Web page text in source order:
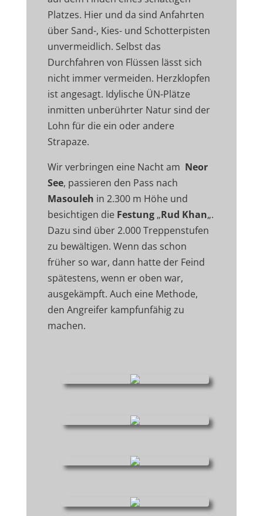
Platzes. Hier und da sind Anfahrten
über Sand-, Kies- und Schotterpisten
unvermeidlich. Selbst das
Durchfahren von Flüssen lässt sich
nicht immer vermeiden. Herzklopfen
ist angesagt. Idylische ÜN-Plätze
inmitten unberührter Natur sind der
Lohn für die ein oder andere
Strapaze.
Wir verbringen eine Nacht am Neor
See, passieren den Pass nach
Masouleh in 2.300 m Höhe und
besichtigen die Festung„Rud Khan„.
Dazu sind über 2.000 Treppenstufen
zu bewältigen. Wenn das schon
früher so war, dann hatte der Feind
spätestens, wenn er oben war,
ausgekämpft. Auch eine Methode,
den Angreifer kampfunfähig zu
machen.